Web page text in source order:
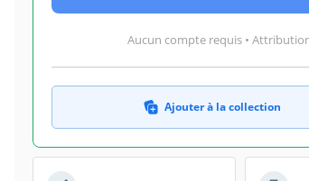
Aucun compte requis •
Ajouter à la collection